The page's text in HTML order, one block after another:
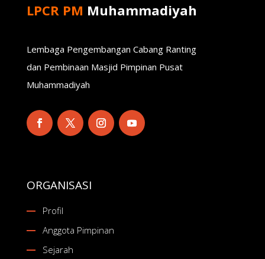
LPCR PM Muhammadiyah
Lembaga Pengembangan Cabang Ranting
dan Pembinaan Masjid Pimpinan Pusat
Muhammadiyah
ORGANISASI
Profil
Anggota Pimpinan
Sejarah